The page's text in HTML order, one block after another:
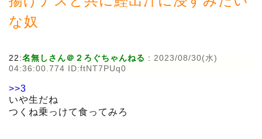
な奴
22:名無しさん＠２ろぐちゃんねる : 2023/08/30(水)
04:36:00.774 ID:ftNT7PUq0
>>3
いや生だね
つくね乗っけて食ってみろ